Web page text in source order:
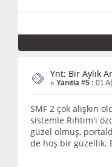
Ynt: Bir Aylık
« Yanıtla #5 : 01
SMF 2 çok alışkın
sistemle Rıhtım'ı
güzel olmuş,
de hoş bir güzellik.